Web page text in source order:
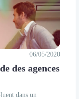
06/05/2020
des agences
dans un